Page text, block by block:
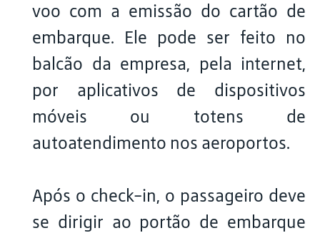
voo com a emissão do cartão de
embarque. Ele pode ser feito no
balcão da empresa, pela internet,
por aplicativos de dispositivos
móveis ou totens de
autoatendimento nos aeroportos.
Após o check-in, o passageiro deve
se dirigir ao portão de embarque